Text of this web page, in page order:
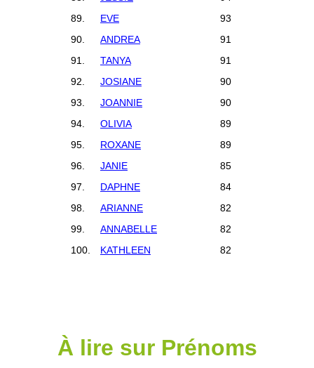
89.
EVE
93
90.
ANDREA
91
91.
TANYA
91
92.
JOSIANE
90
93.
JOANNIE
90
94.
OLIVIA
89
95.
ROXANE
89
96.
JANIE
85
97.
DAPHNE
84
98.
ARIANNE
82
99.
ANNABELLE
82
100.
KATHLEEN 82
À lire sur Prénoms